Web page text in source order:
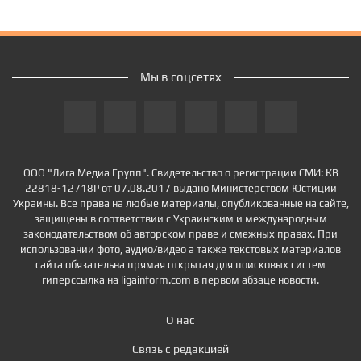
ООО "Лига Медиа Групп". Свидетельство о регистрации СМИ: КВ
22818-12718Р от 07.08.2017 выдано Министерством Юстиции
Украины. Все права на любые материалы, опубликованные на сайте,
защищены в соответствии с Украинским и международным
законодательством об авторском праве и смежных правах. При
использовании фото, аудио/видео а также текстовых материалов
сайта обязательна прямая открытая для поисковых систем
гиперссылка на ligainform.com в первом абзаце новости.
О нас
Связь с редакцией
Мы в соцсетях